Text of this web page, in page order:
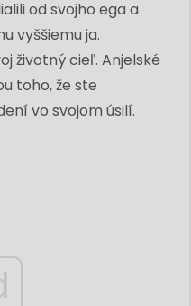
od svojho ega a
vyššiemu ja.
životný cieľ. Anjelské
toho, že ste
vo svojom úsilí.